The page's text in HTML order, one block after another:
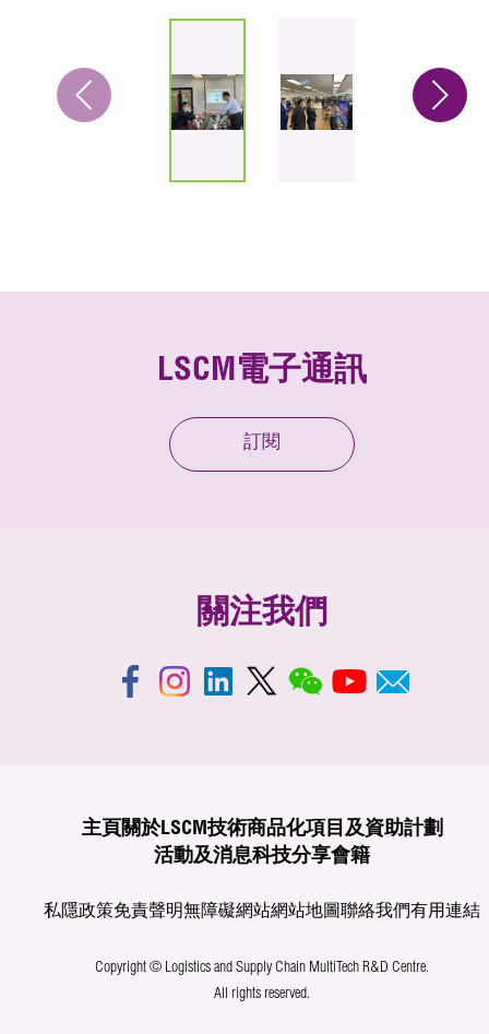
LSCM電子通訊
訂閱
關注我們
主頁 關於LSCM技術商品化項目及資助計劃
活動及消息科技分享會籍
私隱政策免責聲明無障礙網站網站地圖聯絡我們有用連結
Copyright © Logistics and Supply Chain MultiTech R&D Centre.
All rights reserved.